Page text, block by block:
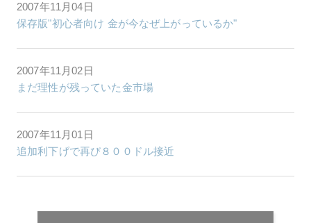
2007年11月04日
保存版"初心者向け 金が今なぜ上がっているか"
2007年11月02日
まだ理性が残っていた金市場
2007年11月01日
追加利下げで再び８００ドル接近